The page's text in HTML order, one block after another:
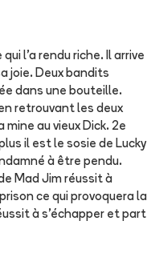
qui l'a rendu riche. Il arrive
joie. Deux bandits
dans une bouteille.
retrouvant les deux
au vieux Dick. 2e
il est le sosie de Lucky
à être pendu.
Mad Jim réussit à
ce qui provoquera la
à s'échapper et part